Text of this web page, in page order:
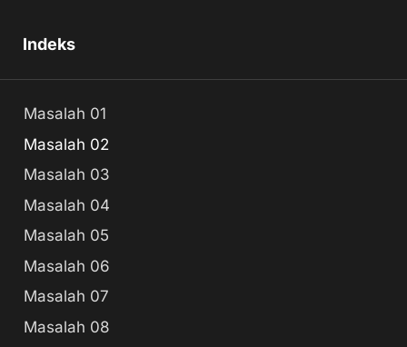
Indeks
Masalah 01
Masalah 02
Masalah 03
Masalah 04
Masalah 05
Masalah 06
Masalah 07
Masalah 08